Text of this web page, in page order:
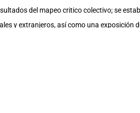
del mapeo critico colectivo; se
y extranjeros, así como una exposición